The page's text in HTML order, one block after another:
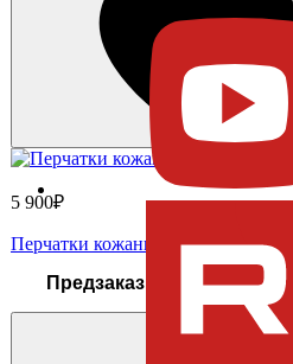
5 900₽
Перчатки кожаные для гриля Weber
Предзаказ